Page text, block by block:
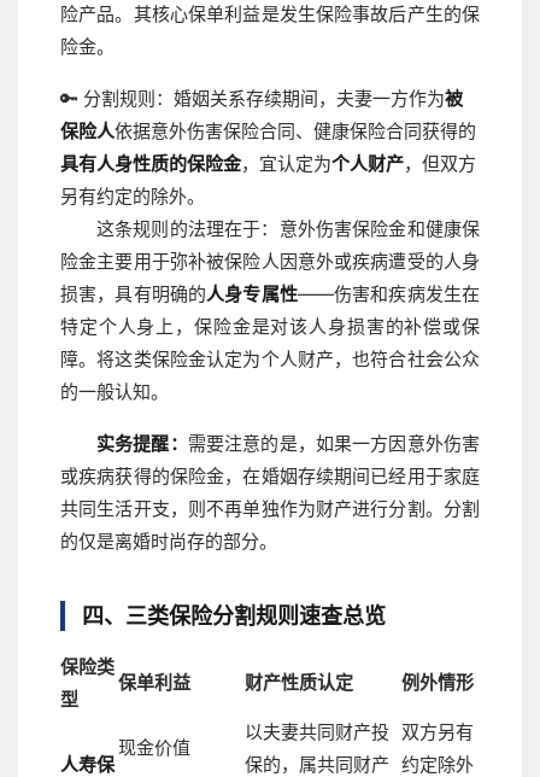
险产品。其核心保单利益是发生保险事故后产生的保
险金。
🔑 分割规则： 婚姻关系存续期间，夫妻一方作为被
保险人依据意外伤害保险合同、健康保险合同获得的
具有人身性质的保险金，宜认定为个人财产，但双方
另有约定的除外。
这条规则的法理在于：意外伤害保险金和健康保
险金主要用于弥补被保险人因意外或疾病遭受的人身
损害，具有明确的人身专属性——伤害和疾病发生在
特定个人身上，保险金是对该人身损害的补偿或保
障。将这类保险金认定为个人财产，也符合社会公众
的一般认知。
实务提醒： 需要注意的是，如果一方因意外伤害
或疾病获得的保险金，在婚姻存续期间已经用于家庭
共同生活开支，则不再单独作为财产进行分割。分割
的仅是离婚时尚存的部分。
四、三类保险分割规则速查总览
保险类
型
保单利益 财产性质认定 例外情形
人寿保
现金价值
以夫妻共同财产投
保的，属共同财产
双方另有
约定除外